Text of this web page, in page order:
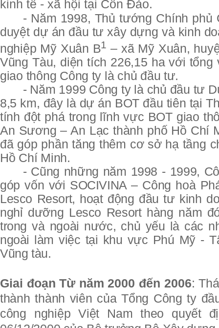
kinh tế - xã hội tại Côn Đảo.
-Năm 1998, Thủ tướng Chính phủ
duyệt dự án đầu tư xây dựng và kinh
nghiệp Mỹ Xuân B1 – xã Mỹ Xuân,
Vũng Tàu, diện tích 226,15 ha với
giao thông Công ty là chủ đầu tư.
- Năm 1999 Công ty là chủ đầu tư
8,5 km, đây là dự án BOT đầu tiên tại
tính đột phá trong lĩnh vực BOT giao
An Sương – An Lạc thành phố Hồ Chí
đã góp phần tăng thêm cơ sở hạ tầng
Hồ Chí Minh.
- Cũng những năm 1998 - 1999,
góp vốn với SOCIVINA – Công hoà
Lesco Resort, hoạt động đầu tư kinh
nghỉ dưỡng Lesco Resort hàng năm
trong và ngoài nước, chủ yếu là các
ngoài làm việc tại khu vực Phú Mỹ -
Vũng tàu.
Giai đoạn Từ năm 2000 đến 2006:
thành thành viên của Tổng Công ty
công nghiệp Việt Nam theo quyết